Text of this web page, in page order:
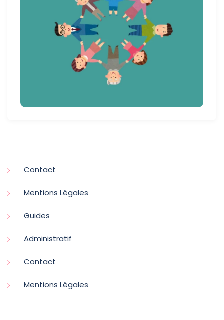
Contact
Mentions Légales
Guides
Administratif
Contact
Mentions Légales